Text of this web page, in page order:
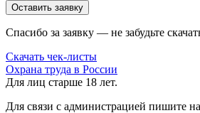
Оставить заявку
Спасибо за заявку — не забудьте
Скачать чек-листы
Охрана труда в России
Для лиц старше 18 лет.
Для связи с администрацией пишите на